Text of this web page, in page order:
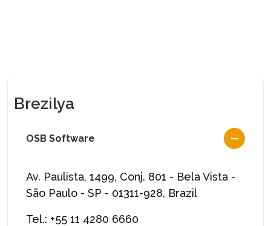
Brezilya
OSB Software
Av. Paulista, 1499, Conj. 801 - Bela Vista -
São Paulo - SP - 01311-928, Brazil
Tel.: +55 11 4280 6660